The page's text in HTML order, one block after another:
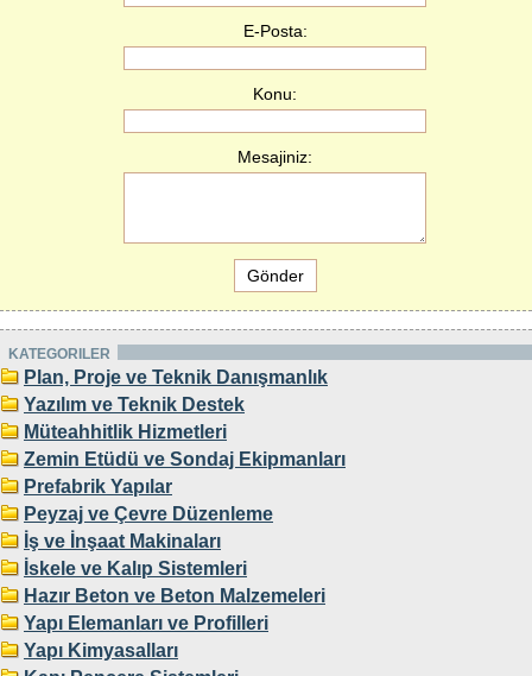
E-Posta:
Konu:
Mesajiniz:
KATEGORILER
Plan, Proje ve Teknik Danışmanlık
Yazılım ve Teknik Destek
Müteahhitlik Hizmetleri
Zemin Etüdü ve Sondaj Ekipmanları
Prefabrik Yapılar
Peyzaj ve Çevre Düzenleme
İş ve İnşaat Makinaları
İskele ve Kalıp Sistemleri
Hazır Beton ve Beton Malzemeleri
Yapı Elemanları ve Profilleri
Yapı Kimyasalları